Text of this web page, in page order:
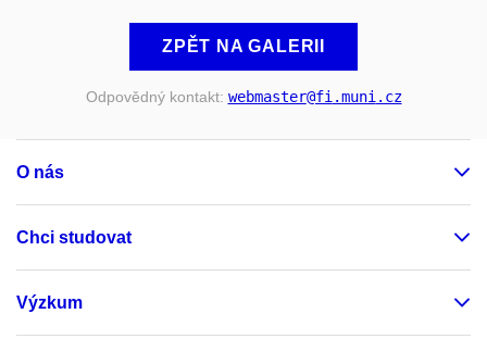
ZPĚT NA GALERII
Odpovědný kontakt: webmaster@fi .muni .cz
O nás
Chci studovat
Výzkum